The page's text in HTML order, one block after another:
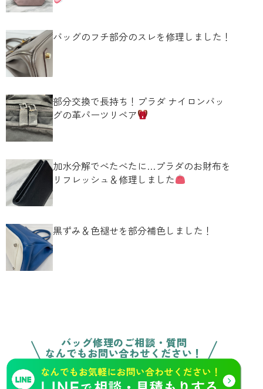
バッグのフチ部分のスレを修理しました！
部分交換で長持ち！プラダ ナイロンバッ
グの革パーツリペア
加水分解でべたべたに…プラダのお財布を
リフレッシュ＆修理しました
黒ずみ＆色褪せを部分補色しました！
バッグ修理のご相談・質問
なんでもお問い合わせください！